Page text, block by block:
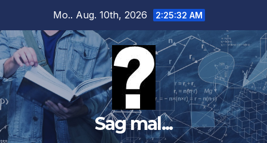
springen
Mo.. Aug. 10th, 2026 2:25:33 AM
Sag mal...